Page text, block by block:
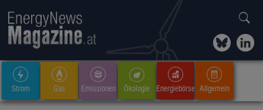
Strom Gas Emissionen Ökologie Energiebörse Allgemein